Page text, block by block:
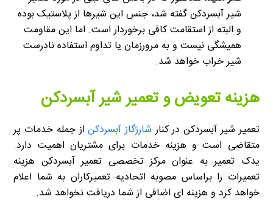
شیر آبسردکن گفته شد، جنس این شیرها از پلاستیک بوده
و البته از استقامت کافی برخوردار است. اما این مقاومت
همیشگی نیست و به مرورزمان یا تداوم استفاده نادرست
شیر خراب خواهد شد.
هزینه تعویض و تعمیر شیر آبسردکن
تعمیر شیر آبسردکن در کنار شارژگاز آبسردکناز جمله خدمات پر
متقاضی است و هزینه خدمات برای مشتریان اهمیت دارد.
یدک تعمیر به عنوان مرکز تخصصی تعمیر آبسردکن هزینه
تعمیرات را براساس مصوبه اتحادیه تعمیرکاران به شما اعلام
خواهد کرد و هزینه ای اضافی از شما دریافت نخواهد شد.